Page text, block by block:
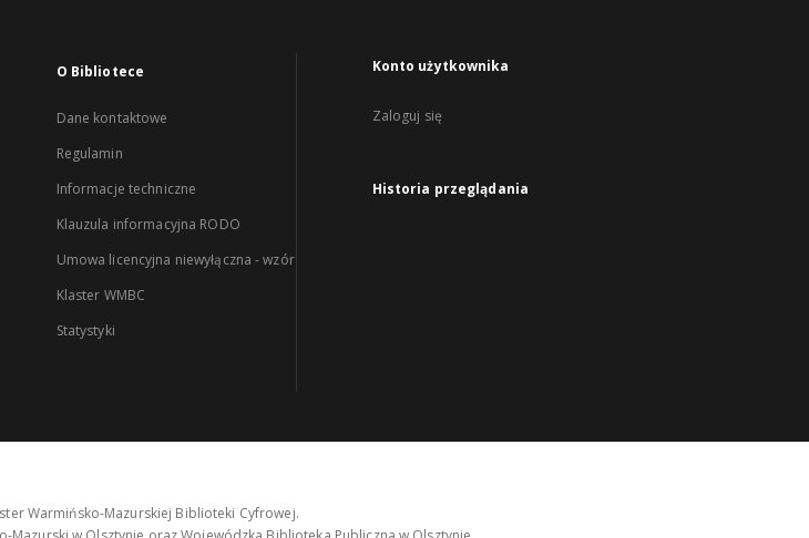
O Bibliotece
Dane kontaktowe
Regulamin
Informacje techniczne
Klauzula informacyjna RODO
Umowa licencyjna niewyłączna - wzór
Klaster WMBC
Statystyki
Konto użytkownika
Zaloguj się
Historia przeglądania
Warmińsko-Mazurskiej Biblioteki Cyfrowej.